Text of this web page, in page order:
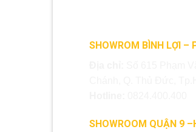
SHOWROM BÌNH LỢI –
SHOWROOM QUẬN 9